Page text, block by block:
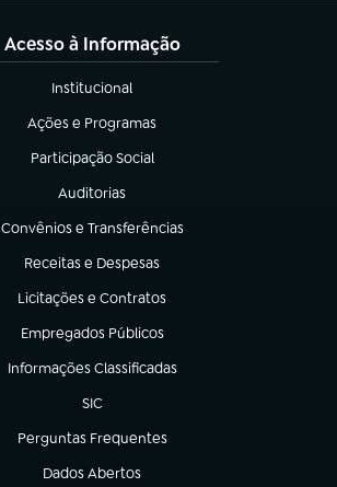
Acesso à Informação
Institucional
(abre em nova aba)
Ações e Programas
(abre em nova aba)
Participação Social
(abre em nova aba)
Auditorias
(abre em nova aba)
Convênios e Transferências
(abre em nova aba)
Receitas e Despesas
(abre em nova aba)
Licitações e Contratos
(abre em nova aba)
Empregados Públicos
(abre em nova aba)
Informações Classificadas
(abre em nova aba)
SIC
(abre em nova aba)
Perguntas Frequentes
(abre em nova aba)
Dados Abertos
(abre em nova aba)